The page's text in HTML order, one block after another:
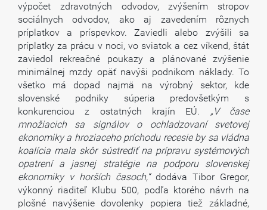
výpočet zdravotných odvodov, zvýšením stropov
sociálnych odvodov, ako aj zavedením rôznych
príplatkov a príspevkov. Zaviedli alebo zvýšili sa
príplatky za prácu v noci, vo sviatok a cez víkend, štát
zaviedol rekreačné poukazy a plánované zvýšenie
minimálnej mzdy opäť navýši podnikom náklady. To
všetko má dopad najmä na výrobný sektor, kde
slovenské podniky súperia predovšetkým s
konkurenciou z ostatných krajín EÚ. „V čase
množiacich sa signálov o ochladzovaní svetovej
ekonomiky a hroziaceho príchodu recesie by sa vládna
koalícia mala skôr sústrediť na prípravu systémových
opatrení a jasnej stratégie na podporu slovenskej
ekonomiky v horších časoch,“dodáva Tibor Gregor,
výkonný riaditeľ Klubu 500, podľa ktorého návrh na
plošné navýšenie dovolenky popiera tiež základné,